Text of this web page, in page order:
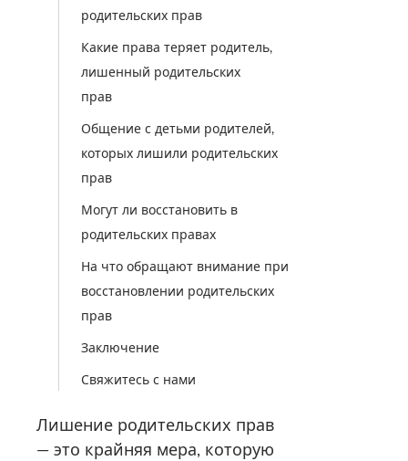
родительских прав
Какие права теряет родитель,
лишенный родительских
прав
Общение с детьми родителей,
которых лишили родительских
прав
Могут ли восстановить в
родительских правах
На что обращают внимание при
восстановлении родительских
прав
Заключение
Свяжитесь с нами
Лишение родительских прав
— это крайняя мера, которую